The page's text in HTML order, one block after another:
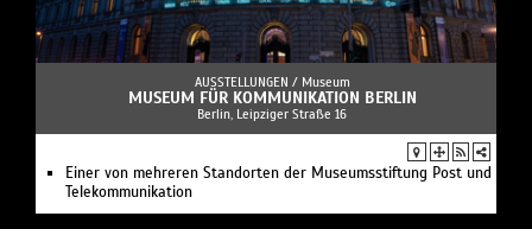
AUSSTELLUNGEN / Museum
MUSEUM FÜR KOMMUNIKATION BERLIN
Berlin, Leipziger Straße 16
Einer von mehreren Standorten der Museumsstiftung Post und
Telekommunikation